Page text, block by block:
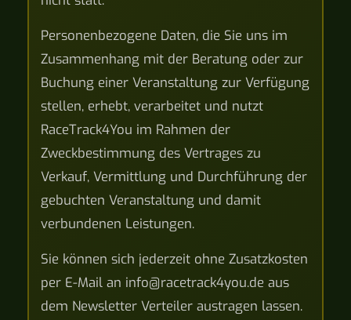
Personenbezogene Daten, die Sie uns im
Zusammenhang mit der Beratung oder zur
Buchung einer Veranstaltung zur Verfügung
stellen, erhebt, verarbeitet und nutzt
RaceTrack4You im Rahmen der
Zweckbestimmung des Vertrages zu
Verkauf, Vermittlung und Durchführung der
gebuchten Veranstaltung und damit
verbundenen Leistungen.
Sie können sich jederzeit ohne Zusatzkosten
per E-Mail an info@racetrack4you.de aus
dem Newsletter Verteiler austragen lassen.